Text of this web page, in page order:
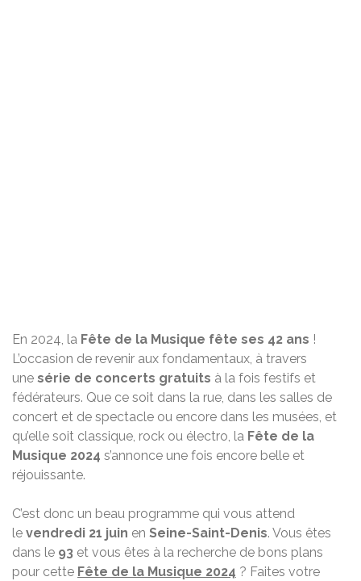
En 2024, la Fête de la Musique fête ses 42 ans !
L’occasion de revenir aux fondamentaux, à travers
une série de concerts gratuits à la fois festifs et
fédérateurs. Que ce soit dans la rue, dans les salles de
concert et de spectacle ou encore dans les musées, et
qu’elle soit classique, rock ou électro, la Fête de la
Musique 2024 s’annonce une fois encore belle et
réjouissante.
C’est donc un beau programme qui vous attend
le vendredi 21 juin en Seine-Saint-Denis. Vous êtes
dans le 93 et vous êtes à la recherche de bons plans
pour cette Fête de la Musique 2024 ? Faites votre